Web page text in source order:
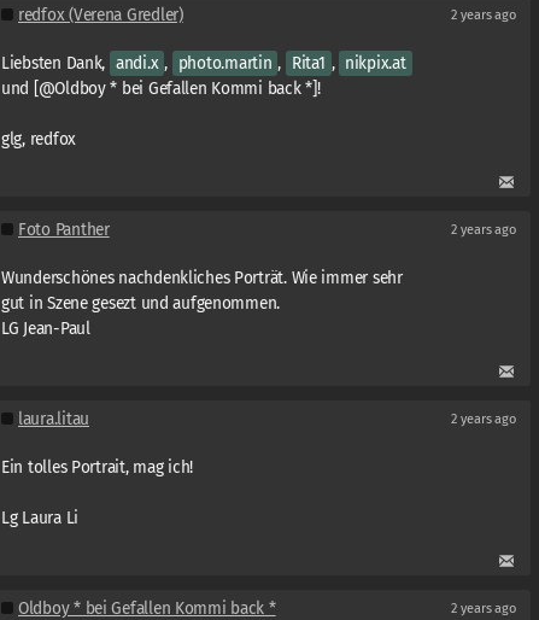
redfox (Verena Gredler) 2 years ago
Liebsten Dank, andi.x , photo.martin , Rita1 , nikpix.at
und [@Oldboy * bei Gefallen Kommi back *]!
glg, redfox
Foto Panther 2 years ago
Wunderschönes nachdenkliches Porträt. Wie immer sehr
gut in Szene gesezt und aufgenommen.
LG Jean-Paul
laura.litau 2 years ago
Ein tolles Portrait, mag ich!
Lg Laura Li
Oldboy * bei Gefallen Kommi back * 2 years ago